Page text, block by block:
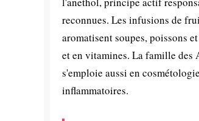
reconnues. Les infusions de
aromatisent soupes, poissons
et en vitamines. La famille des
s'emploie aussi en
inflammatoires.